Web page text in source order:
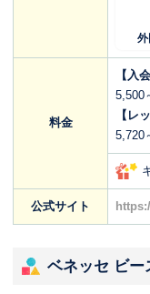
料金
【入
5,500
【レ
5,720
公式サイト
ベネッセ ビー